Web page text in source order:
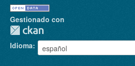
Gestionado con
Idioma